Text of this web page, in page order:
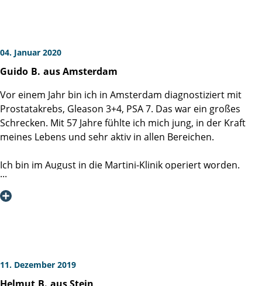
04. Januar 2020
Guido B. aus Amsterdam
Vor einem Jahr bin ich in Amsterdam diagnostiziert mit
Prostatakrebs, Gleason 3+4, PSA 7. Das war ein großes
Schrecken. Mit 57 Jahre fühlte ich mich jung, in der Kraft
meines Lebens und sehr aktiv in allen Bereichen.
Ich bin im August in die Martini-Klinik operiert worden.
Nicht dass die Qualität des niederländischen
Gesundheitswesen so schlecht ist. Aber es war mir völlig
Mann spürte gleich die große Erfahrung, die
Selbstverständlichkeit mit dem die Ärzte operieren. Als
11. Dezember 2019